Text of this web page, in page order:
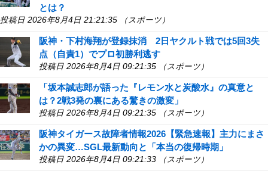
とは？
投稿日 2026年8月4日 21:21:35 （スポーツ）
阪神・下村海翔が登録抹消 2日ヤクルト戦では5回3失
点（自責1）でプロ初勝利逃す
投稿日 2026年8月4日 09:21:35 （スポーツ）
「坂本誠志郎が語った『レモン水と炭酸水』の真意と
は？2戦3発の裏にある驚きの激変」
投稿日 2026年8月4日 09:21:35 （スポーツ）
阪神タイガース故障者情報2026【緊急速報】主力にまさ
かの異変…SGL最新動向と「本当の復帰時期」
投稿日 2026年8月4日 09:21:33 （スポーツ）